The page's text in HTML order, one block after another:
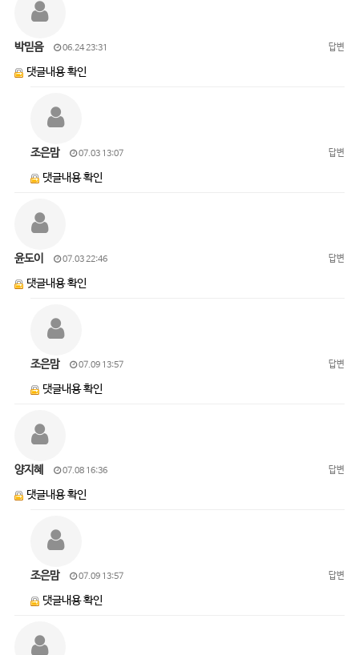
박믿음 06.24 23:31 답변
댓글내용 확인
조은맘 07.03 13:07 답변
댓글내용 확인
윤도이 07.03 22:46 답변
댓글내용 확인
조은맘 07.09 13:57 답변
댓글내용 확인
양지혜 07.08 16:36 답변
댓글내용 확인
조은맘 07.09 13:57 답변
댓글내용 확인